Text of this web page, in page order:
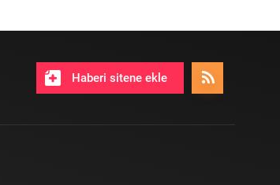
Haberi sitene ekle